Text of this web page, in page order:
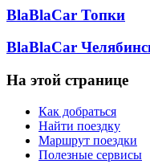
BlaBlaCar Топки
BlaBlaCar
На этой странице
Как добраться
Найти поездку
Маршрут поездки
Полезные сервисы